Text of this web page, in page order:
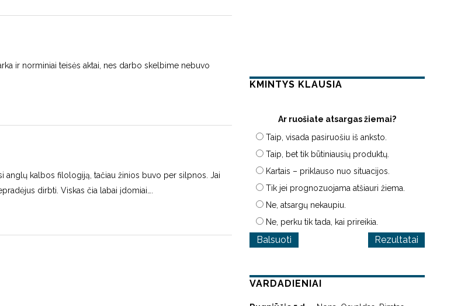
ir norminiai teisės aktai, nes darbo skelbime nebuvo
anglų kalbos filologiją, tačiau žinios buvo per silpnos. Jai
dirbti. Viskas čia labai įdomiai….
KMINTYS KLAUSIA
Ar ruošiate atsargas žiemai?
Taip, visada pasiruošiu iš anksto.
Taip, bet tik būtiniausių produktų.
Kartais – priklauso nuo situacijos.
Tik jei prognozuojama atšiauri žiema.
Ne, atsargų nekaupiu.
Ne, perku tik tada, kai prireikia.
Rezultatai
VARDADIENIAI